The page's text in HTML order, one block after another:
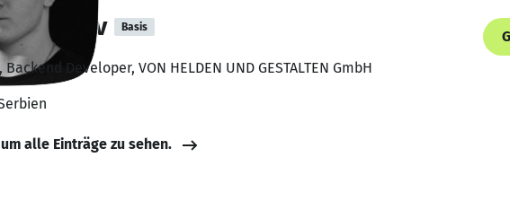
Basis
Developer, VON HELDEN UND GESTALTEN GmbH
alle Einträge zu sehen.